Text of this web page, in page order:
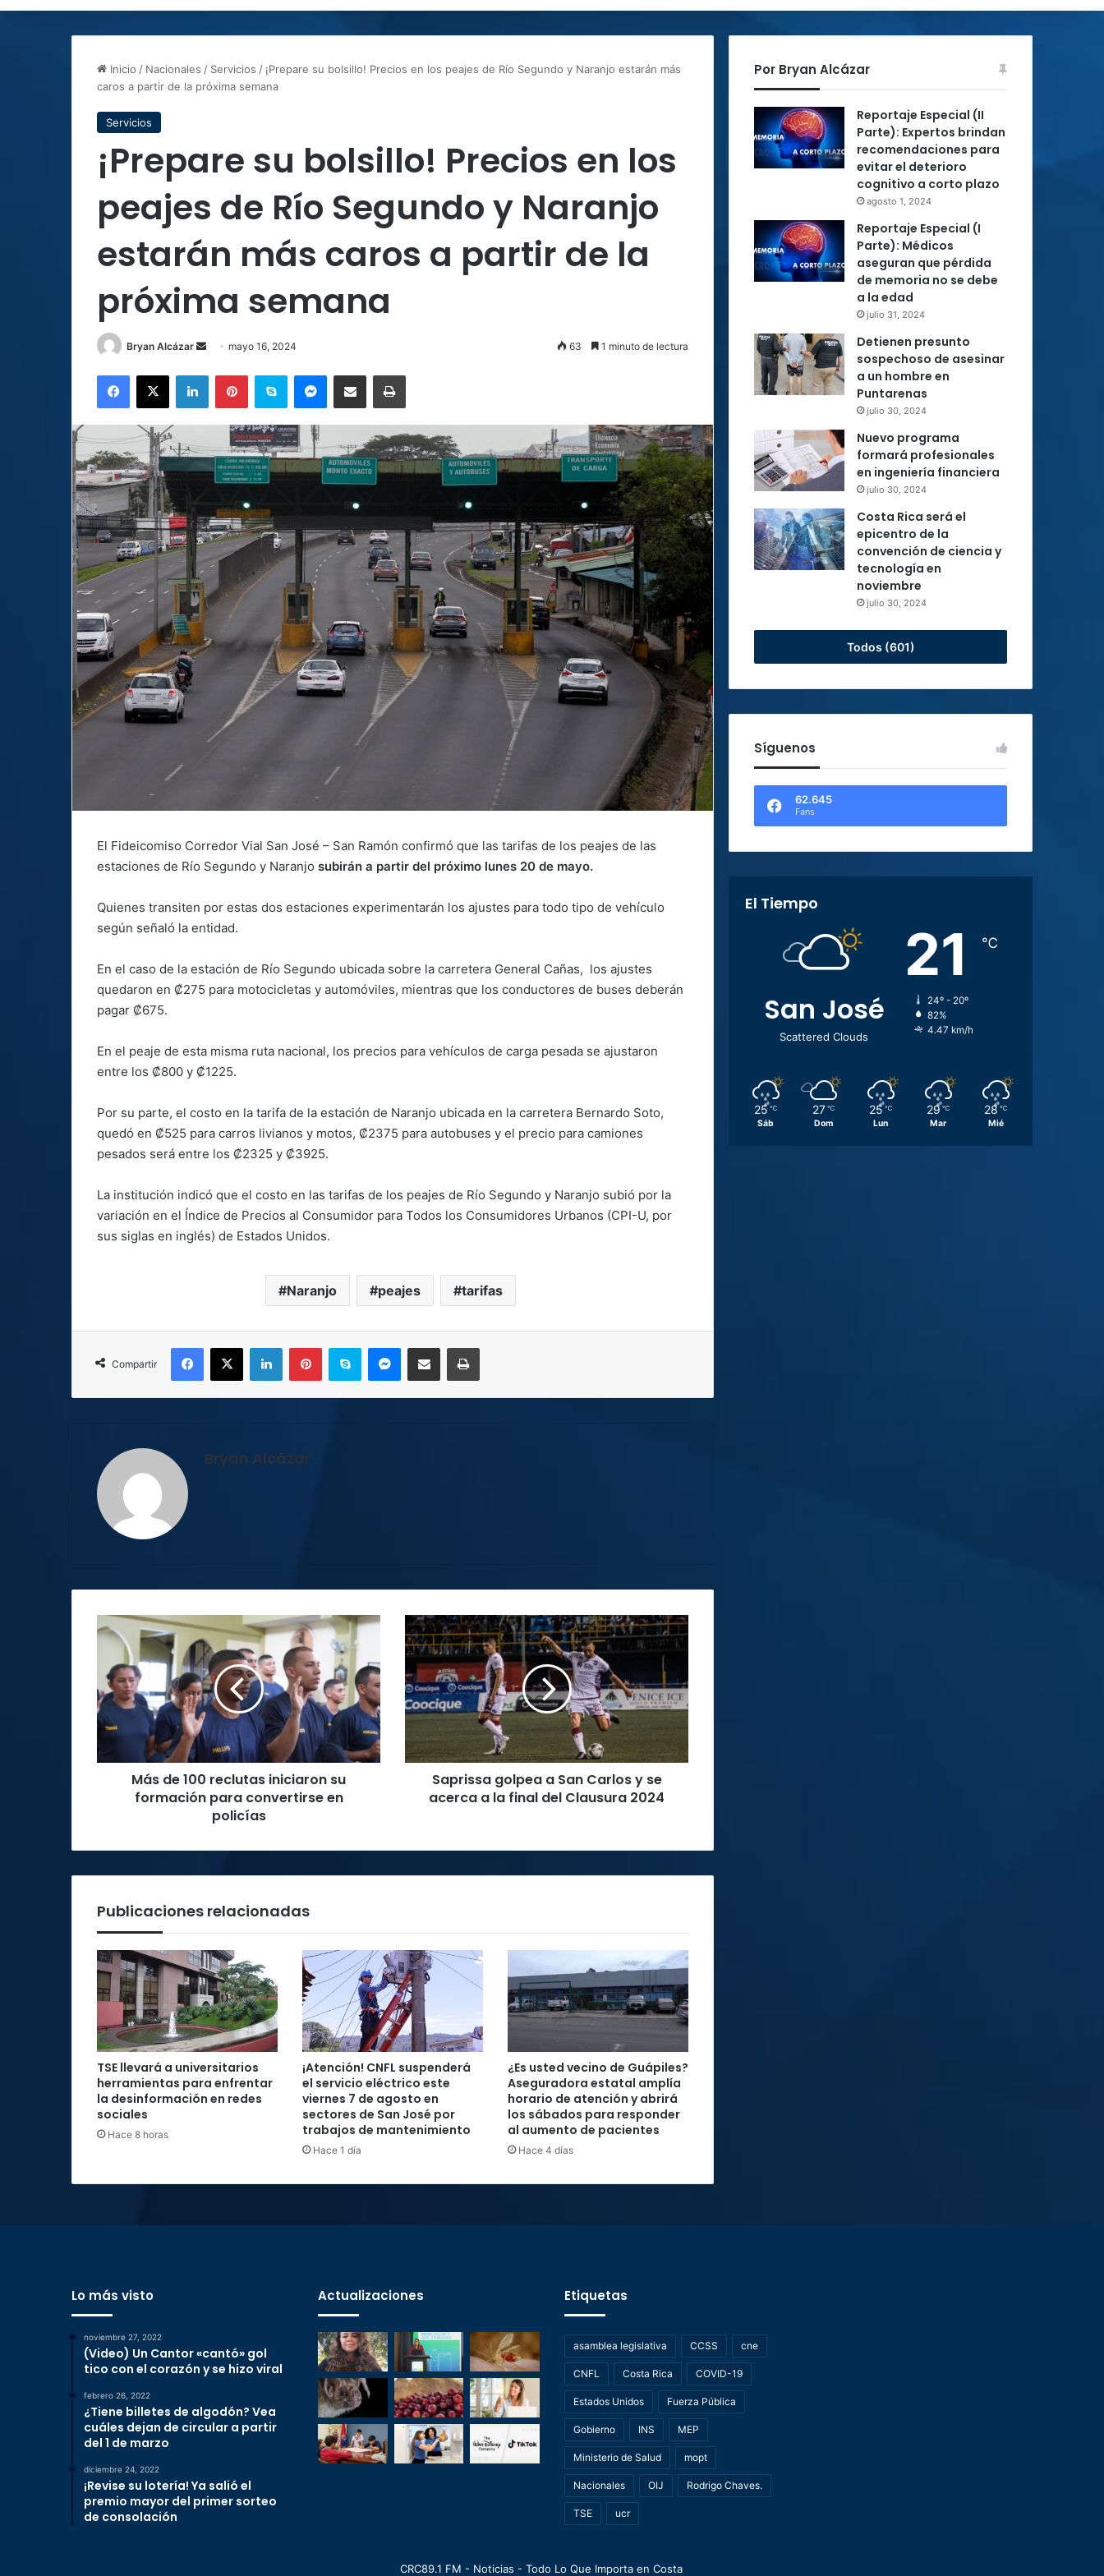
Inicio / Nacionales / Servicios / ¡Prepare su bolsillo! Precios en los peajes de Río Segundo y Naranjo estarán más
caros a partir de la próxima semana
Servicios
¡Prepare su bolsillo! Precios en los
peajes de Río Segundo y Naranjo
estarán más caros a partir de la
próxima semana
Bryan Alcázar
Send
email
mayo 16, 2024 63 1 minuto de lectura
Facebook
X LinkedInPinterestSkype MessengerCompartir por correo electrónicoImprimir
El Fideicomiso Corredor Vial San José – San Ramón confirmó que las tarifas de los peajes de las
estaciones de Río Segundo y Naranjo subirán a partir del próximo lunes 20 de mayo.
Quienes transiten por estas dos estaciones experimentarán los ajustes para todo tipo de vehículo
según señaló la entidad.
En el caso de la estación de Río Segundo ubicada sobre la carretera General Cañas, los ajustes
quedaron en ₡275 para motocicletas y automóviles, mientras que los conductores de buses deberán
pagar ₡675.
En el peaje de esta misma ruta nacional, los precios para vehículos de carga pesada se ajustaron
entre los ₡800 y ₡1225.
Por su parte, el costo en la tarifa de la estación de Naranjo ubicada en la carretera Bernardo Soto,
quedó en ₡525 para carros livianos y motos, ₡2375 para autobuses y el precio para camiones
pesados será entre los ₡2325 y ₡3925.
La institución indicó que el costo en las tarifas de los peajes de Río Segundo y Naranjo subió por la
variación en el Índice de Precios al Consumidor para Todos los Consumidores Urbanos (CPI-U, por
sus siglas en inglés) de Estados Unidos.
Naranjo peajes tarifas
Compartir
Facebook
X LinkedInPinterestSkype MessengerCompartir por correo electrónicoImprimir
Bryan Alcázar
de
reclutas
iniciaron
su
formación
convertirse
Más de 100 reclutas iniciaron su
formación para convertirse en
policías
Saprissa
golpea
a
San
Carlos
y
acerca
a
2024
Saprissa golpea a San Carlos y se
acerca a la final del Clausura 2024
Publicaciones relacionadas
TSE llevará a universitarios
herramientas para enfrentar
la desinformación en redes
sociales
Hace 8 horas
¡Atención! CNFL suspenderá
el servicio eléctrico este
viernes 7 de agosto en
sectores de San José por
trabajos de mantenimiento
Hace 1 día
¿Es usted vecino de Guápiles?
Aseguradora estatal amplía
horario de atención y abrirá
los sábados para responder
al aumento de pacientes
Hace 4 días
Por Bryan Alcázar
Reportaje Especial (II
Parte): Expertos brindan
recomendaciones para
evitar el deterioro
cognitivo a corto plazo
agosto 1, 2024
Reportaje Especial (I
Parte): Médicos
aseguran que pérdida
de memoria no se debe
a la edad
julio 31, 2024
Detienen presunto
sospechoso de asesinar
a un hombre en
Puntarenas
julio 30, 2024
Nuevo programa
formará profesionales
en ingeniería financiera
julio 30, 2024
Costa Rica será el
epicentro de la
convención de ciencia y
tecnología en
noviembre
julio 30, 2024
Todos (601)
Síguenos
62.645
Fans
El Tiempo
San José
Scattered Clouds
21 ℃
24º - 20º
82%
4.47 km/h
25 ℃
Sáb
27 ℃
Dom
25 ℃
Lun
29 ℃
Mar
28 ℃
Mié
Lo más visto
noviembre 27, 2022
(Video) Un Cantor «cantó» gol
tico con el corazón y se hizo viral
febrero 26, 2022
¿Tiene billetes de algodón? Vea
cuáles dejan de circular a partir
del 1 de marzo
diciembre 24, 2022
¡Revise su lotería! Ya salió el
premio mayor del primer sorteo
de consolación
Actualizaciones Etiquetas
asamblea legislativa CCSS cne
CNFL Costa Rica COVID-19
Estados Unidos Fuerza Pública
Gobierno INS MEP
Ministerio de Salud mopt
Nacionales OIJ Rodrigo Chaves.
TSE ucr
CRC89.1 FM - Noticias - Todo Lo Que Importa en Costa